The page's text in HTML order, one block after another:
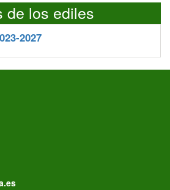
de los ediles
2027